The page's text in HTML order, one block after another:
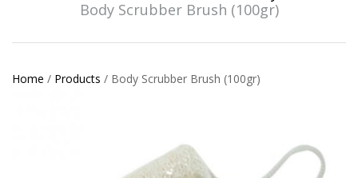
Body Scrubber Brush (100gr)
Home / Products / Body Scrubber Brush (100gr)